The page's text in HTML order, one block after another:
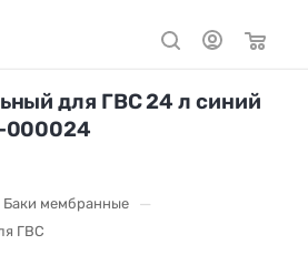
для ГВС 24 л синий
000024
Баки мембранные —
ГВС